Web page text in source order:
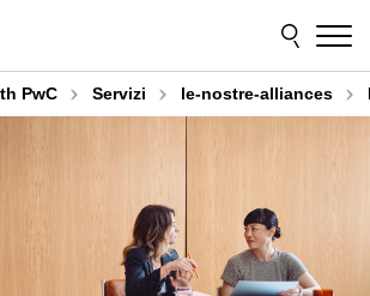
PwC Servizi le-nostre-alliances